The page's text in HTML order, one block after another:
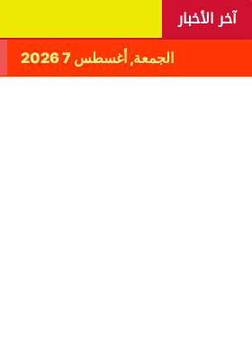
آخر الأخبار
الجمعة, أغسطس 7 2026